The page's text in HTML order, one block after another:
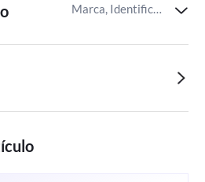
Marca, Identificador del artículo de Miravia